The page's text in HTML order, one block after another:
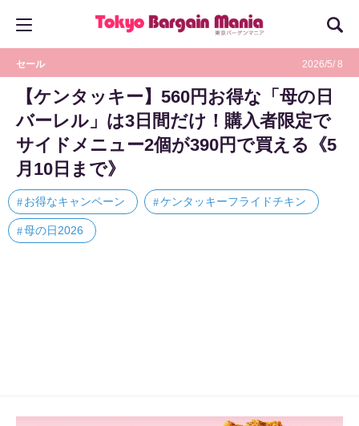
セール 2026/5/ 8
【ケンタッキー】560円お得な「母の日
バーレル」は3日間だけ！購入者限定で
サイドメニュー2個が390円で買える《5
月10日まで》
お得なキャンペーン ケンタッキーフライドチキン
母の日2026